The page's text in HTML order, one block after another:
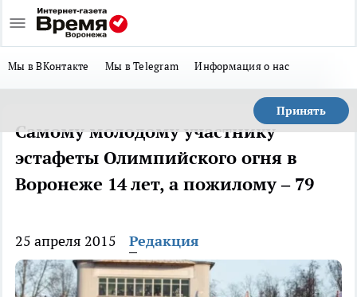
Мы в ВКонтакте Мы в Telegram Информация о нас
Принять
Самому молодому участнику
эстафеты Олимпийского огня в
Воронеже 14 лет, а пожилому – 79
25 апреля 2015 Редакция